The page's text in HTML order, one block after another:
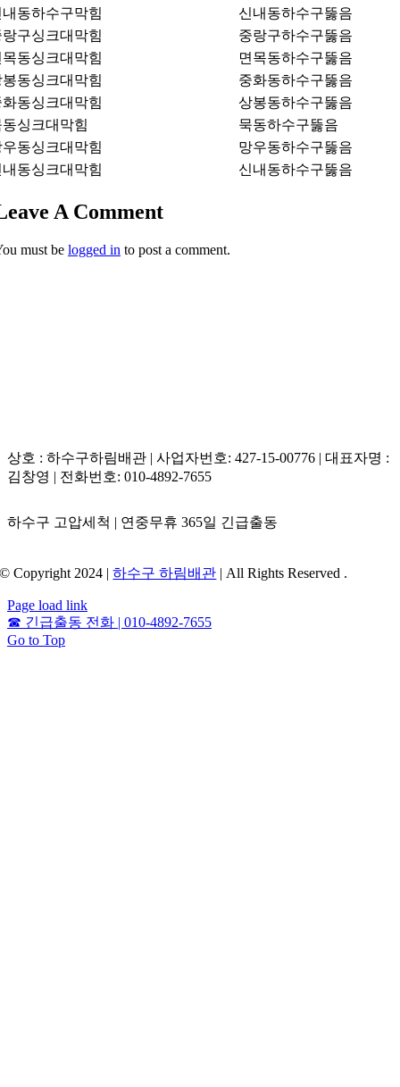
동하수구막힘
신내동하수구뚫음
구싱크대막힘
중랑구하수구뚫음
동싱크대막힘
면목동하수구뚫음
동싱크대막힘
중화동하수구뚫음
동싱크대막힘
상봉동하수구뚫음
싱크대막힘
묵동하수구뚫음
동싱크대막힘
망우동하수구뚫음
동싱크대막힘
신내동하수구뚫음
A Comment
must be logged in to post a comment.
상호 : 하수구하림배관 | 사업자번호: 427-15-00776 | 대표자명 :
김창영 | 전화번호: 010-4892-7655
하수구 고압세척 | 연중무휴 365일 긴급출동
© Copyright 2024 |하수구 하림배관 | All Rights Reserved .
Page load link
☎ 긴급출동 전화 | 010-4892-7655
Go to Top